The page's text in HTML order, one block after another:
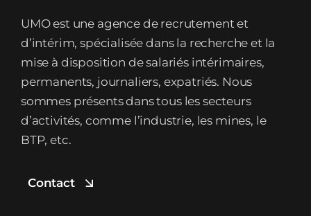
UMO est une agence de recrutement et
d’intérim, spécialisée dans la recherche et la
mise à disposition de salariés intérimaires,
permanents, journaliers, expatriés. Nous
sommes présents dans tous les secteurs
d’activités, comme l’industrie, les mines, le
BTP, etc.
Contact